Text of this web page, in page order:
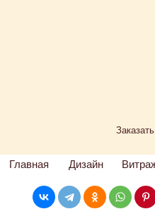
Заказать
Главная Дизайн